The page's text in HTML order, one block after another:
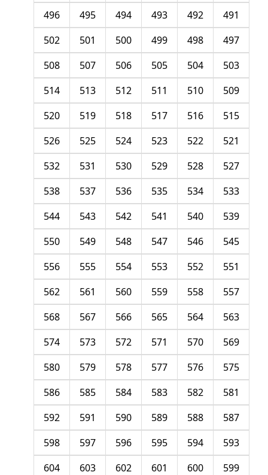
491
492
493
494
495
496
497
498
499
500
501
502
503
504
505
506
507
508
509
510
511
512
513
514
515
516
517
518
519
520
521
522
523
524
525
526
527
528
529
530
531
532
533
534
535
536
537
538
539
540
541
542
543
544
545
546
547
548
549
550
551
552
553
554
555
556
557
558
559
560
561
562
563
564
565
566
567
568
569
570
571
572
573
574
575
576
577
578
579
580
581
582
583
584
585
586
587
588
589
590
591
592
593
594
595
596
597
598
599
600
601
602
603
604